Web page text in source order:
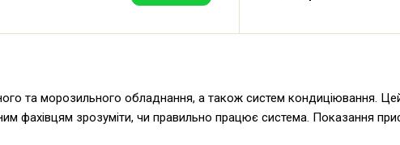
морозильного обладнання, а також систем кондиціювання. Цей
фахівцям зрозуміти, чи правильно працює система. Показання